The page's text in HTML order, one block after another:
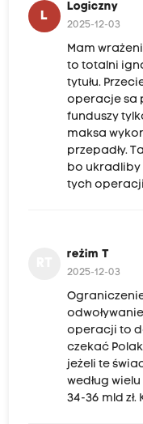
L
Logiczny
2025-12-03
Mam
to totalni
tytułu.
operacje sa
funduszy
maksa
przepadły.
bo ukradliby
tych
reżim T
2025-12-03
operacji to
czekać
jeżeli te
według
34-36 mld